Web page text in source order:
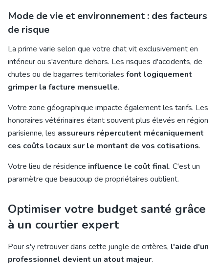
Mode de vie et environnement : des facteurs
de risque
La prime varie selon que votre chat vit exclusivement en
intérieur ou s'aventure dehors. Les risques d'accidents, de
chutes ou de bagarres territoriales font logiquement
grimper la facture mensuelle.
Votre zone géographique impacte également les tarifs. Les
honoraires vétérinaires étant souvent plus élevés en région
parisienne, les assureurs répercutent mécaniquement
ces coûts locaux sur le montant de vos cotisations.
Votre lieu de résidence influence le coût final. C'est un
paramètre que beaucoup de propriétaires oublient.
Optimiser votre budget santé grâce
à un courtier expert
Pour s'y retrouver dans cette jungle de critères, l'aide d'un
professionnel devient un atout majeur.